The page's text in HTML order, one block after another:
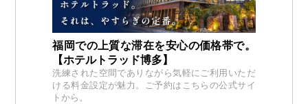
福岡での上質な滞在を安心の価格帯で。
【ホテルトラッド博多】
洗練された空間でありながら気軽にご利用いただ
ける料金設定が魅力。ご予約はこちらの公式サイ
トから。